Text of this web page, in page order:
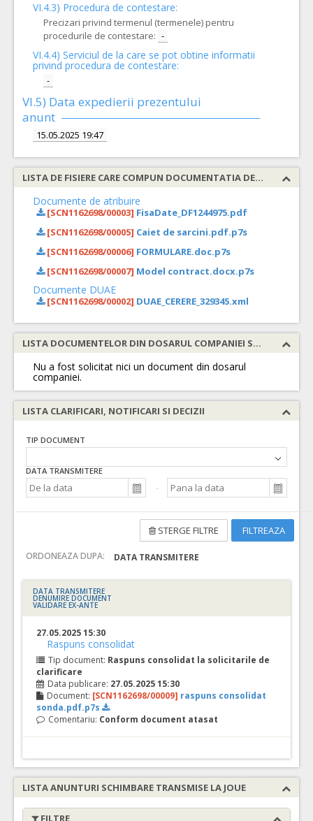
VI.4.3) Procedura de contestare:
Precizari privind termenul (termenele) pentru
procedurile de contestare: -
VI.4.4) Serviciul de la care se pot obtine informatii
privind procedura de contestare:
-
VI.5) Data expedierii prezentului
anunt
15.05.2025 19:47
LISTA DE FISIERE CARE COMPUN DOCUMENTATIA DE ATRIBUIRE
Documente de atribuire
[SCN1162698/00003] FisaDate_DF1244975.pdf
[SCN1162698/00005] Caiet de sarcini.pdf.p7s
[SCN1162698/00006] FORMULARE.doc.p7s
[SCN1162698/00007] Model contract.docx.p7s
Documente DUAE
[SCN1162698/00002] DUAE_CERERE_329345.xml
LISTA DOCUMENTELOR DIN DOSARUL COMPANIEI SOLICITATE
Nu a fost solicitat nici un document din dosarul
companiei.
LISTA CLARIFICARI, NOTIFICARI SI DECIZII
TIP DOCUMENT
DATA TRANSMITERE
FILTREAZA
STERGE FILTRE
ORDONEAZA DUPA: DATA TRANSMITERE
DATA TRANSMITERE
DENUMIRE DOCUMENT
VALIDARE EX-ANTE
27.05.2025 15:30
Raspuns consolidat
Tip document: Raspuns consolidat la solicitarile de
clarificare
Data publicare: 27.05.2025 15:30
Document: [SCN1162698/00009] raspuns consolidat
sonda.pdf.p7s
Comentariu: Conform document atasat
LISTA ANUNTURI SCHIMBARE TRANSMISE LA JOUE
FILTRE